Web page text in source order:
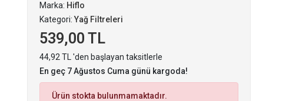
Marka: Hiflo
Kategori:Yağ Filtreleri
539,00 TL
44,92 TL 'den başlayan taksitlerle
En geç 7 Ağustos Cuma günü kargoda!
Ürün stokta bulunmamaktadır.